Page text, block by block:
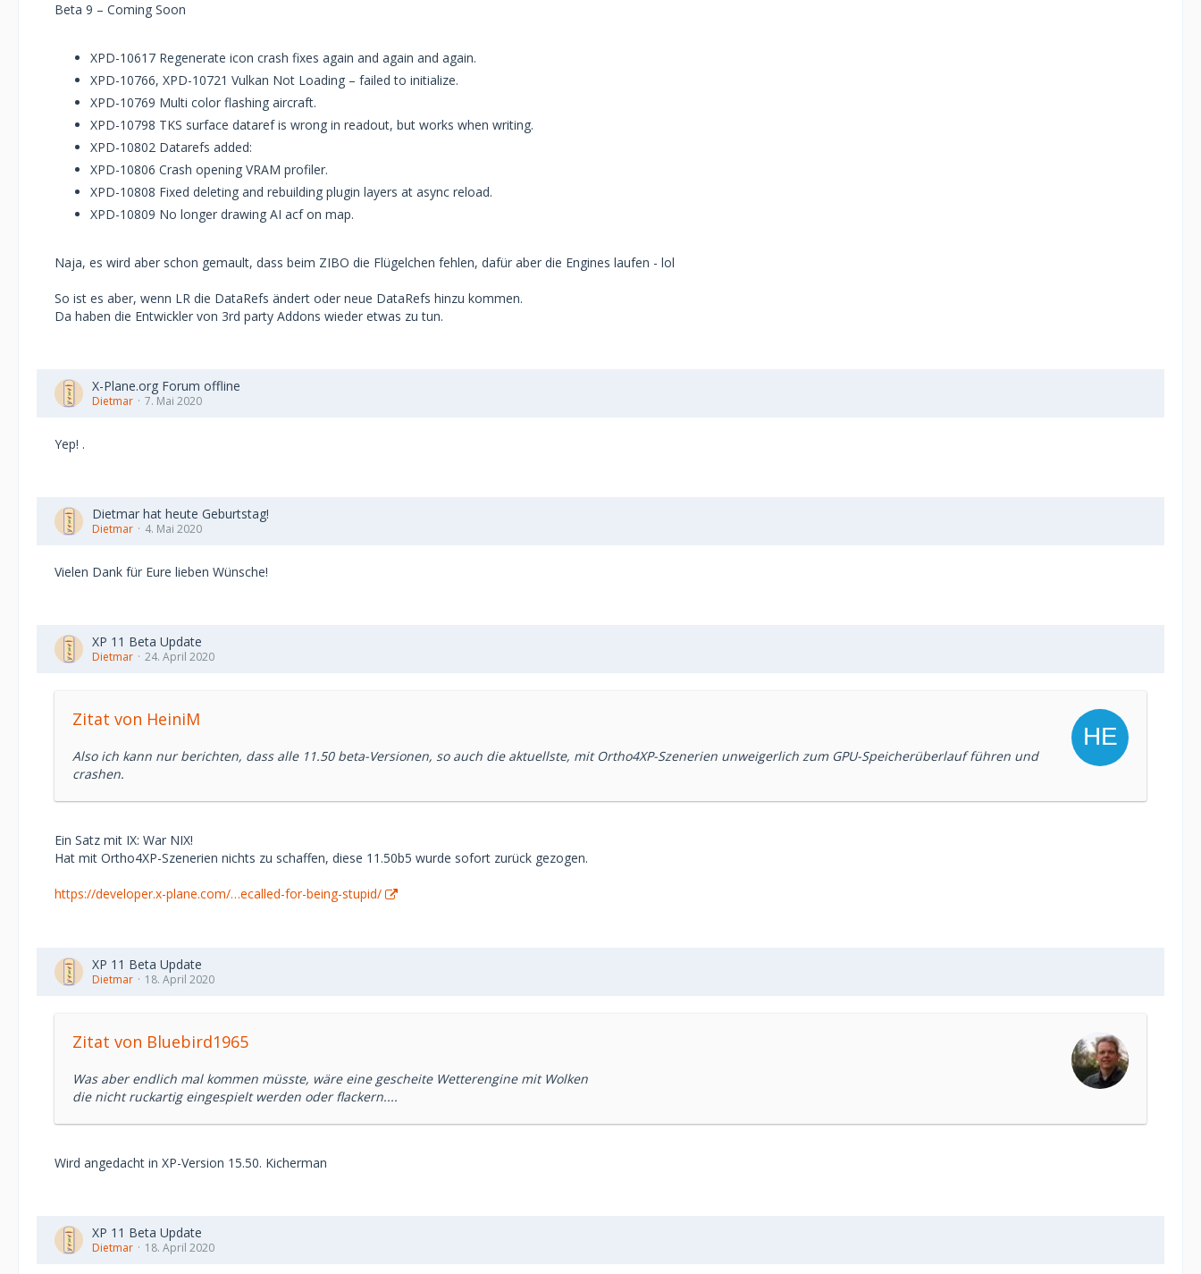
Beta 9 – Coming Soon
XPD-10617 Regenerate icon crash fixes again and again and again.
XPD-10766, XPD-10721 Vulkan Not Loading – failed to initialize.
XPD-10769 Multi color flashing aircraft.
XPD-10798 TKS surface dataref is wrong in readout, but works when writing.
XPD-10802 Datarefs added:
XPD-10806 Crash opening VRAM profiler.
XPD-10808 Fixed deleting and rebuilding plugin layers at async reload.
XPD-10809 No longer drawing AI acf on map.
Naja, es wird aber schon gemault, dass beim ZIBO die Flügelchen fehlen, dafür aber die Engines laufen - lol
So ist es aber, wenn LR die DataRefs ändert oder neue DataRefs hinzu kommen.
Da haben die Entwickler von 3rd party Addons wieder etwas zu tun.
X-Plane.org Forum offline
Dietmar 7. Mai 2020
Yep! .
Dietmar hat heute Geburtstag!
Dietmar 4. Mai 2020
Vielen Dank für Eure lieben Wünsche!
XP 11 Beta Update
Dietmar 24. April 2020
Zitat von HeiniM
Also ich kann nur berichten, dass alle 11.50 beta-Versionen, so auch die aktuellste, mit Ortho4XP-Szenerien unweigerlich zum GPU-Speicherüberlauf führen und
crashen.
Ein Satz mit IX: War NIX!
Hat mit Ortho4XP-Szenerien nichts zu schaffen, diese 11.50b5 wurde sofort zurück gezogen.
https://developer.x-plane.com/…ecalled-for-being-stupid/
XP 11 Beta Update
Dietmar 18. April 2020
Zitat von Bluebird1965
Was aber endlich mal kommen müsste, wäre eine gescheite Wetterengine mit Wolken
die nicht ruckartig eingespielt werden oder flackern....
Wird angedacht in XP-Version 15.50. Kicherman
XP 11 Beta Update
Dietmar 18. April 2020